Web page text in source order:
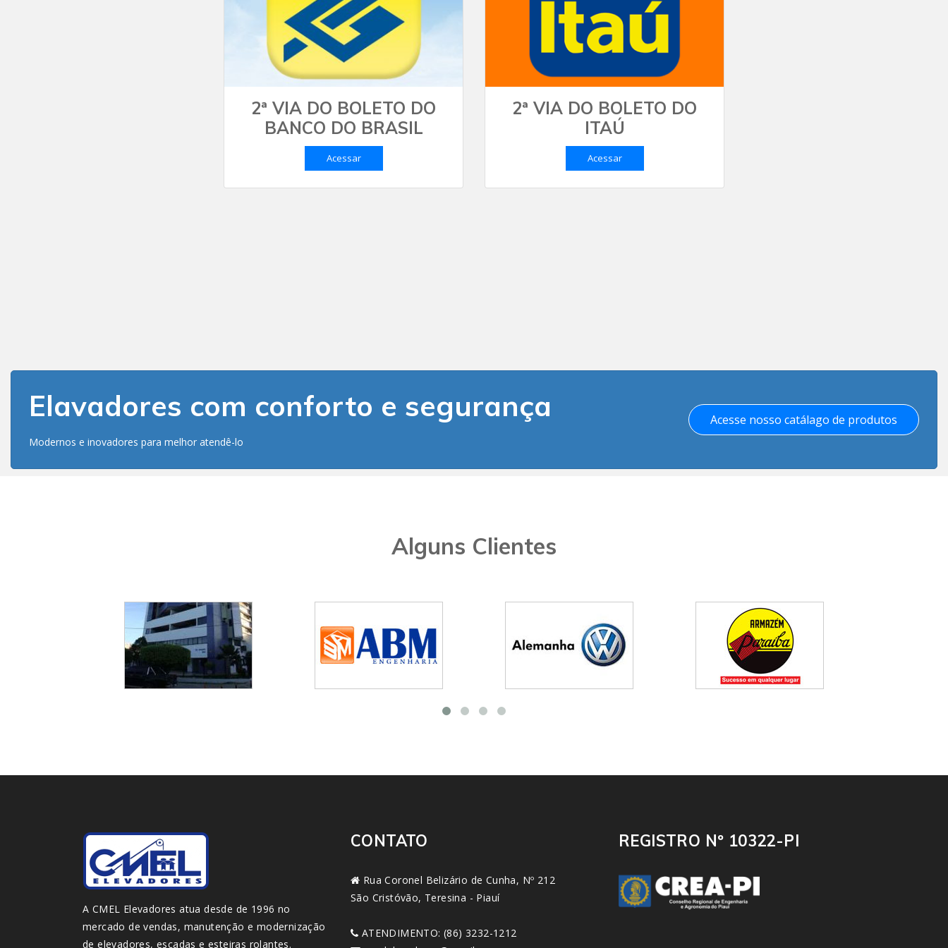
2ª VIA DO BOLETO DO
BANCO DO BRASIL
Acessar
2ª VIA DO BOLETO DO
ITAÚ
Acessar
Elavadores com conforto e segurança
Modernos e inovadores para melhor atendê-lo
Acesse nosso catálago de produtos
Alguns Clientes
A CMEL Elevadores atua desde de 1996 no
mercado de vendas, manutenção e modernização
de elevadores, escadas e esteiras rolantes.
CONTATO
Rua Coronel Belizário de Cunha, Nº 212
São Cristóvão, Teresina - Piauí
ATENDIMENTO: (86) 3232-1212
REGISTRO Nº 10322-PI